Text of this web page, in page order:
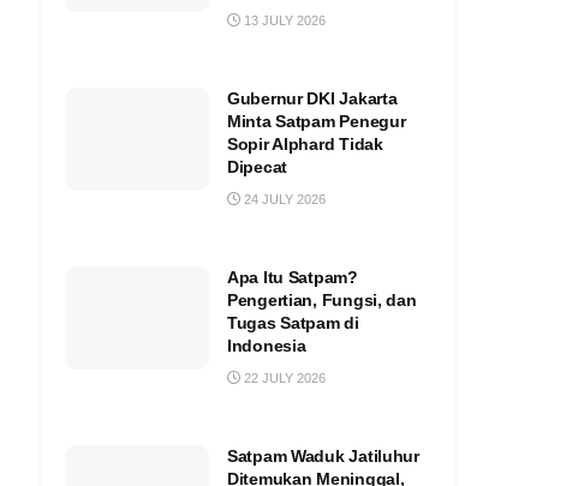
13 JULY 2026
Gubernur DKI Jakarta
Minta Satpam Penegur
Sopir Alphard Tidak
Dipecat
24 JULY 2026
Apa Itu Satpam?
Pengertian, Fungsi, dan
Tugas Satpam di
Indonesia
22 JULY 2026
Satpam Waduk Jatiluhur
Ditemukan Meninggal,